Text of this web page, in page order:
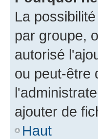
La
par groupe,
autorisé
ou peut-être
ajouter de
Haut